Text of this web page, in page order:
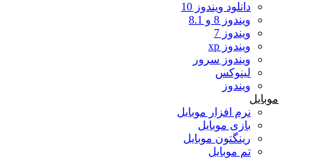
دانلود ویندوز 10
ویندوز 8 و 8.1
ویندوز 7
ویندوز xp
ویندوز سرور
لینوکس
ویندوز
موبایل
نرم افزار موبایل
بازی موبایل
رینگتون موبایل
تم موبایل